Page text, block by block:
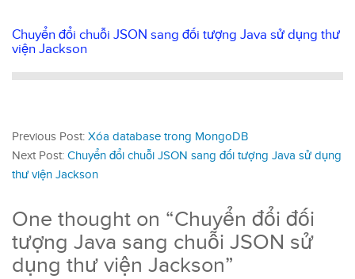
Chuyển đổi chuỗi JSON sang đối tượng Java sử dụng thư
viện Jackson
Previous Post: Xóa database trong MongoDB
Next Post: Chuyển đổi chuỗi JSON sang đối tượng Java sử dụng
thư viện Jackson
One thought on “Chuyển đổi đối
tượng Java sang chuỗi JSON sử
dụng thư viện Jackson”